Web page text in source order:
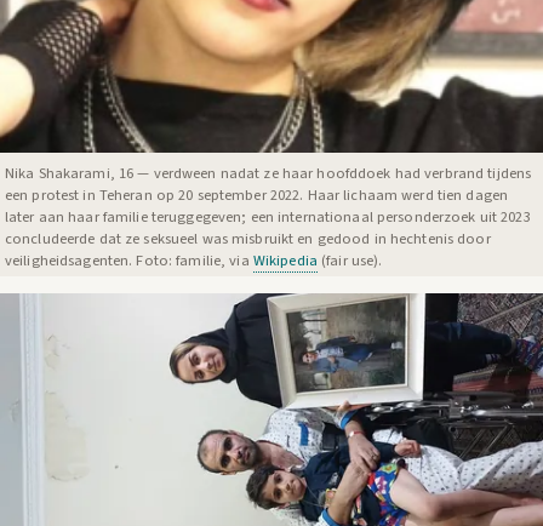
Nika Shakarami, 16 — verdween nadat ze haar hoofddoek had verbrand tijdens
een protest in Teheran op 20 september 2022. Haar lichaam werd tien dagen
later aan haar familie teruggegeven; een internationaal personderzoek uit 2023
concludeerde dat ze seksueel was misbruikt en gedood in hechtenis door
veiligheidsagenten. Foto: familie, via Wikipedia (fair use).